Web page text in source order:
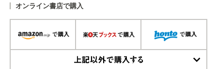
オンライン書店で購入